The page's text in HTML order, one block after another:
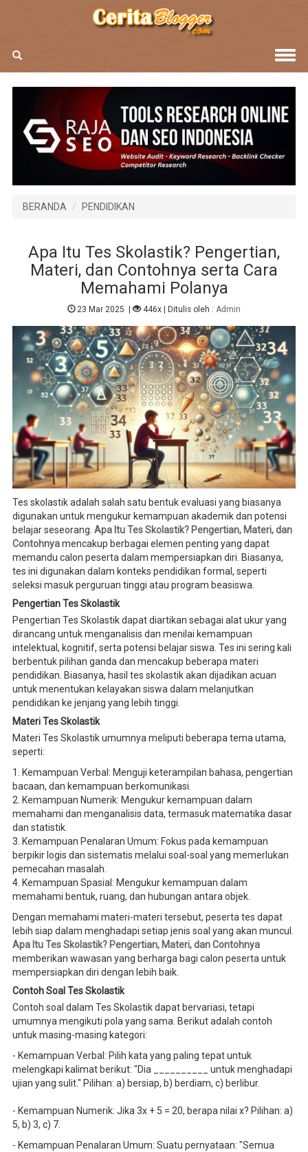
BERANDA PENDIDIKAN
Apa Itu Tes Skolastik? Pengertian,
Materi, dan Contohnya serta Cara
Memahami Polanya
23 Mar 2025 | 446x | Ditulis oleh :Admin
Tes skolastik adalah salah satu bentuk evaluasi yang biasanya
digunakan untuk mengukur kemampuan akademik dan potensi
belajar seseorang. Apa Itu Tes Skolastik? Pengertian, Materi, dan
Contohnyamencakup berbagai elemen penting yang dapat
memandu calon peserta dalam mempersiapkan diri. Biasanya,
tes ini digunakan dalam konteks pendidikan formal, seperti
seleksi masuk perguruan tinggi atau program beasiswa.
Pengertian Tes Skolastik
Pengertian Tes Skolastik dapat diartikan sebagai alat ukur yang
dirancang untuk menganalisis dan menilai kemampuan
intelektual, kognitif, serta potensi belajar siswa. Tes ini sering kali
berbentuk pilihan ganda dan mencakup beberapa materi
pendidikan. Biasanya, hasil tes skolastik akan dijadikan acuan
untuk menentukan kelayakan siswa dalam melanjutkan
pendidikan ke jenjang yang lebih tinggi.
Materi Tes Skolastik
Materi Tes Skolastik umumnya meliputi beberapa tema utama,
seperti:
1. Kemampuan Verbal: Menguji keterampilan bahasa, pengertian
bacaan, dan kemampuan berkomunikasi.
2. Kemampuan Numerik: Mengukur kemampuan dalam
memahami dan menganalisis data, termasuk matematika dasar
dan statistik.
3. Kemampuan Penalaran Umum: Fokus pada kemampuan
berpikir logis dan sistematis melalui soal-soal yang memerlukan
pemecahan masalah.
4. Kemampuan Spasial: Mengukur kemampuan dalam
memahami bentuk, ruang, dan hubungan antara objek.
Dengan memahami materi-materi tersebut, peserta tes dapat
lebih siap dalam menghadapi setiap jenis soal yang akan muncul.
Apa Itu Tes Skolastik? Pengertian, Materi, dan Contohnya
memberikan wawasan yang berharga bagi calon peserta untuk
mempersiapkan diri dengan lebih baik.
Contoh Soal Tes Skolastik
Contoh soal dalam Tes Skolastik dapat bervariasi, tetapi
umumnya mengikuti pola yang sama. Berikut adalah contoh
untuk masing-masing kategori:
- Kemampuan Verbal: Pilih kata yang paling tepat untuk
melengkapi kalimat berikut: "Dia __________ untuk menghadapi
ujian yang sulit." Pilihan: a) bersiap, b) berdiam, c) berlibur.
- Kemampuan Numerik: Jika 3x + 5 = 20, berapa nilai x? Pilihan: a)
5, b) 3, c) 7.
- Kemampuan Penalaran Umum: Suatu pernyataan: "Semua